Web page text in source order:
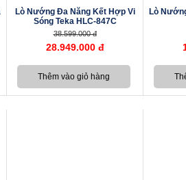
Lò Nướng Đa Năng Kết Hợp Vi
Sóng Teka HLC-847C
38.599.000 đ
28.949.000 đ
Lò